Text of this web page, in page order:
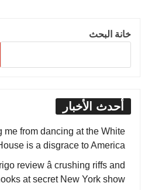
خانة البحث
أحدث الأخبار
me from dancing at the White
is a disgrace to America
review â crushing riffs and
at secret New York show